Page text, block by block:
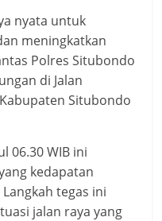
nyata untuk
meningkatkan
Polres Situbondo
di Jalan
Situbondo
06.30 WIB ini
kedapatan
tegas ini
jalan raya yang